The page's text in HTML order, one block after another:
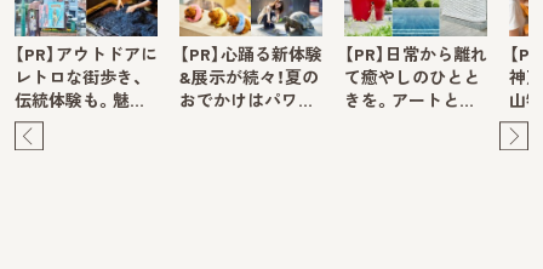
【PR】アウトドアに
レトロな街歩き、
伝統体験も。魅…
【PR】心踊る新体験
&展示が続々！夏の
おでかけはパワ…
【PR】日常から離れ
て癒やしのひとと
きを。アートと…
【
神
山